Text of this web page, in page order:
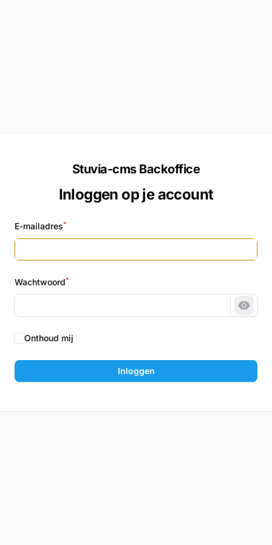
Stuvia-cms Backoffice
Inloggen op je account
E-mailadres*
Wachtwoord*
Onthoud mij
Inloggen